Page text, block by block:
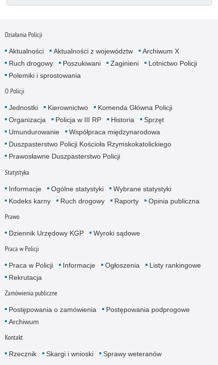
Działania Policji
Aktualności Aktualności z województw
Archiwum X
Ruch drogowy
Poszukiwani Zaginieni
Lotnictwo Policji
Polemiki i sprostowania
O Policji
Jednostki Kierownictwo
Komenda Główna Policji
Organizacja
Policja w III RP Historia
Sprzęt
Umundurowanie
Współpraca międzynarodowa
Duszpasterstwo Policji Kościoła Rzymskokatolickiego
Prawosławne Duszpasterstwo Policji
Statystyka
Informacje Ogólne statystyki
Wybrane statystyki
Kodeks karny
Ruch drogowy Raporty Opinia publiczna
Prawo
Dziennik Urzędowy KGP Wyroki sądowe
Praca w Policji
Praca w Policji Informacje Ogłoszenia
Listy rankingowe
Rekrutacja
Zamówienia publiczne
Postępowania o zamówienia
Postępowania podprogowe
Archiwum
Kontakt
Rzecznik Skargi i wnioski Sprawy weteranów